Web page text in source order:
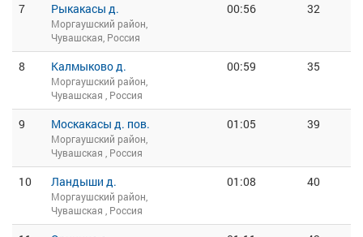
7 Рыкакасы д.
Моргаушский район,
Чувашская, Россия
00:56 32
8 Калмыково д.
Моргаушский район,
Чувашская , Россия
00:59 35
9 Москакасы д. пов.
Моргаушский район,
Чувашская , Россия
01:05 39
10 Ландыши д.
Моргаушский район,
Чувашская , Россия
01:08 40